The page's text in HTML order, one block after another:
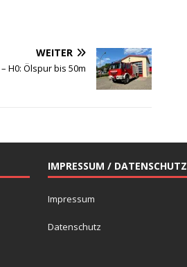
WEITER
H0: Ölspur bis 50m
IMPRESSUM / DATENSCHUTZ
Impressum
Datenschutz